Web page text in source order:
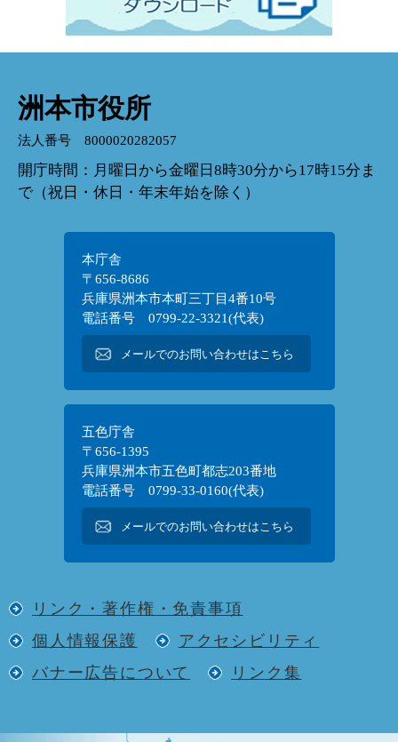
洲本市役所
法人番号 8000020282057
開庁時間：月曜日から金曜日8時30分から17時15分ま
で（祝日・休日・年末年始を除く）
本庁舎
〒656-8686
兵庫県洲本市本町三丁目4番10号
電話番号 0799-22-3321(代表)
メールでのお問い合わせはこちら
五色庁舎
〒656-1395
兵庫県洲本市五色町都志203番地
電話番号 0799-33-0160(代表)
メールでのお問い合わせはこちら
リンク・著作権・免責事項
個人情報保護
アクセシビリティ
バナー広告について
リンク集